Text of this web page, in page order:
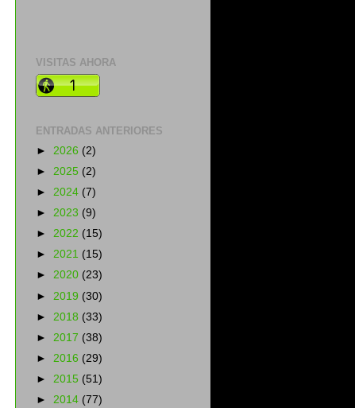
VISITAS AHORA
ENTRADAS ANTERIORES
► 2026 (2)
► 2025 (2)
► 2024 (7)
► 2023 (9)
► 2022 (15)
► 2021 (15)
► 2020 (23)
► 2019 (30)
► 2018 (33)
► 2017 (38)
► 2016 (29)
► 2015 (51)
► 2014 (77)